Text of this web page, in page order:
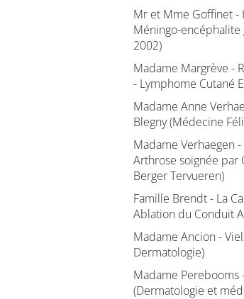
Mr et Mme Goffinet -
Méningo-
2002)
Madame Margrève -
- Lymphome Cutané
Madame Anne
Blegny (Médecine
Madame Verhaegen
Arthrose soignée par
Berger Tervueren)
Famille Brendt - La
Ablation du Conduit
Madame Ancion -
Dermatologie)
Madame Perebooms
(Dermatologie et